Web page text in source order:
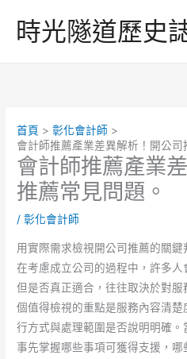
時光隧道歷史
首頁
彰化會計師
會計師推薦產業差異解析！開公司
會計師推薦產業
推薦常見問題。
/彰化會計師
用實際需求檢視開公司推薦的關鍵
在考慮成立公司的過程中，許多人
但是否真正適合，往往取決於對
個值得檢視的重點是服務內容清
行方式與處理範圍是否說明明確
事先掌握哪些事項可獲得支援，